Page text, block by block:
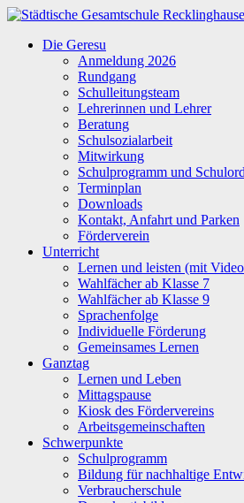
Zum
springen
Städtische
Gesamtschule
Recklinghausen-
Suderwich
Die Geresu
Anmeldung 2026
Rundgang
Schulleitungsteam
Lehrerinnen und Lehrer
Beratung
Schulsozialarbeit
Mitwirkung
Schulprogramm und
Terminplan
Downloads
Kontakt, Anfahrt und Parken
Förderverein
Unterricht
Lernen und leisten (mit
Wahlfächer ab Klasse 7
Wahlfächer ab Klasse 9
Sprachenfolge
Individuelle Förderung
Gemeinsames Lernen
Ganztag
Lernen und Leben
Mittagspause
Kiosk des Fördervereins
Arbeitsgemeinschaften
Schwerpunkte
Schulprogramm
Bildung für nachhaltige
Verbraucherschule